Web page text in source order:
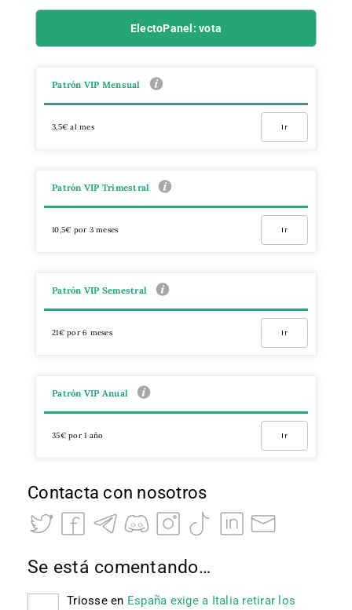
ElectoPanel: vota
Patrón VIP Mensual
3,5€ al mes Ir
Patrón VIP Trimestral
10,5€ por 3 meses Ir
Patrón VIP Semestral
21€ por 6 meses Ir
Patrón VIP Anual
35€ por 1 año Ir
Contacta con nosotros
Se está comentando…
Triosseen España exige a Italia retirar los